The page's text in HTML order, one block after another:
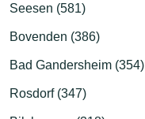
Seesen (581)
Bovenden (386)
Bad Gandersheim (354)
Rosdorf (347)